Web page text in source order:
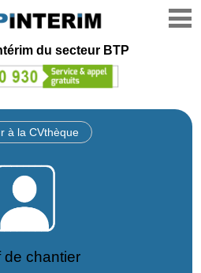
du secteur BTP
à la CVthèque
de chantier